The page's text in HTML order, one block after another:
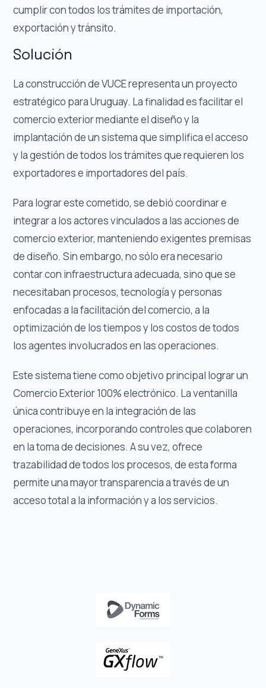
cumplir con todos los trámites de importación,
exportación y tránsito.
Solución
La construcción de VUCE representa un proyecto
estratégico para Uruguay. La finalidad es facilitar el
comercio exterior mediante el diseño y la
implantación de un sistema que simplifica el acceso
y la gestión de todos los trámites que requieren los
exportadores e importadores del país.
Para lograr este cometido, se debió coordinar e
integrar a los actores vinculados a las acciones de
comercio exterior, manteniendo exigentes premisas
de diseño. Sin embargo, no sólo era necesario
contar con infraestructura adecuada, sino que se
necesitaban procesos, tecnología y personas
enfocadas a la facilitación del comercio, a la
optimización de los tiempos y los costos de todos
los agentes involucrados en las operaciones.
Este sistema tiene como objetivo principal lograr un
Comercio Exterior 100% electrónico. La ventanilla
única contribuye en la integración de las
operaciones, incorporando controles que colaboren
en la toma de decisiones. A su vez, ofrece
trazabilidad de todos los procesos, de esta forma
permite una mayor transparencia a través de un
acceso total a la información y a los servicios.